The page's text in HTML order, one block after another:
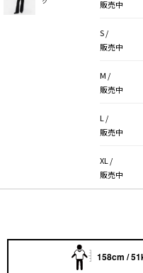
販売中
S /
販売中
M /
販売中
L /
販売中
XL /
販売中
158cm /